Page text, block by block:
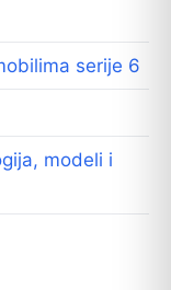
serije 6
modeli i